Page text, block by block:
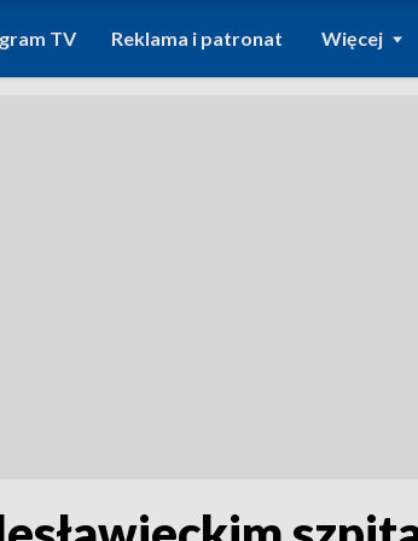
TV Reklama i patronat Więcej